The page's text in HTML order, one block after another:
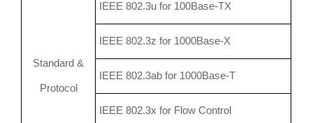
Standard &
Protocol
IEEE 802.3u for 100Base-TX
IEEE 802.3z for 1000Base-X
IEEE 802.3ab for 1000Base-T
IEEE 802.3x for Flow Control